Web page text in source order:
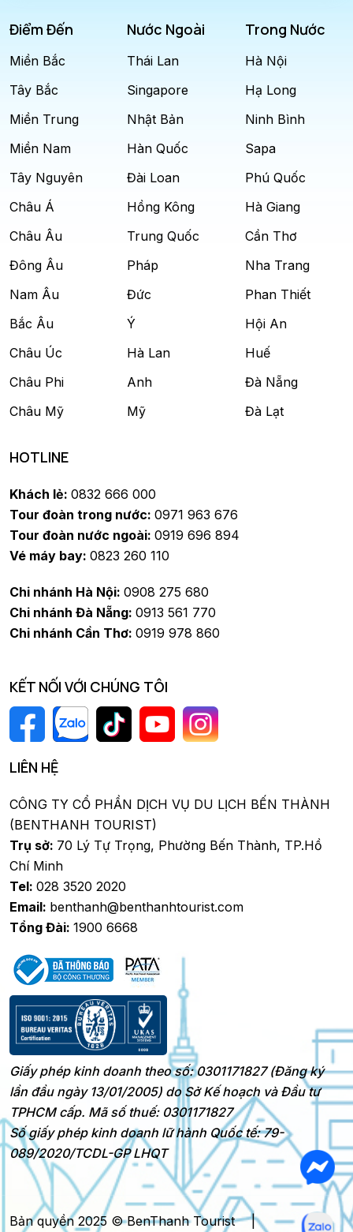
Điểm Đến
Miền Bắc
Tây Bắc
Miền Trung
Miền Nam
Tây Nguyên
Châu Á
Châu Âu
Đông Âu
Nam Âu
Bắc Âu
Châu Úc
Châu Phi
Châu Mỹ
Nước Ngoài
Thái Lan
Singapore
Nhật Bản
Hàn Quốc
Đài Loan
Hồng Kông
Trung Quốc
Pháp
Đức
Ý
Hà Lan
Anh
Mỹ
Trong Nước
Hà Nội
Hạ Long
Ninh Bình
Sapa
Phú Quốc
Hà Giang
Cần Thơ
Nha Trang
Phan Thiết
Hội An
Huế
Đà Nẵng
Đà Lạt
HOTLINE
Khách lẻ: 0832 666 000
Tour đoàn trong nước: 0971 963 676
Tour đoàn nước ngoài: 0919 696 894
Vé máy bay: 0823 260 110
Chi nhánh Hà Nội: 0908 275 680
Chi nhánh Đà Nẵng: 0913 561 770
Chi nhánh Cần Thơ: 0919 978 860
KẾT NỐI VỚI CHÚNG TÔI
LIÊN HỆ
CÔNG TY CỔ PHẦN DỊCH VỤ DU LỊCH BẾN THÀNH
(BENTHANH TOURIST)
Trụ sở: 70 Lý Tự Trọng, Phường Bến Thành, TP.Hồ
Chí Minh
Tel: 028 3520 2020
Email: benthanh@benthanhtourist.com
Tổng Đài: 1900 6668
Giấy phép kinh doanh theo số: 0301171827 (Đăng ký
lần đầu ngày 13/01/2005) do Sở Kế hoạch và Đầu tư
TPHCM cấp. Mã số thuế: 0301171827
Số giấy phép kinh doanh lữ hành Quốc tế: 79-
089/2020/TCDL-GP LHQT
Bản quyền 2025 © BenThanh Tourist |